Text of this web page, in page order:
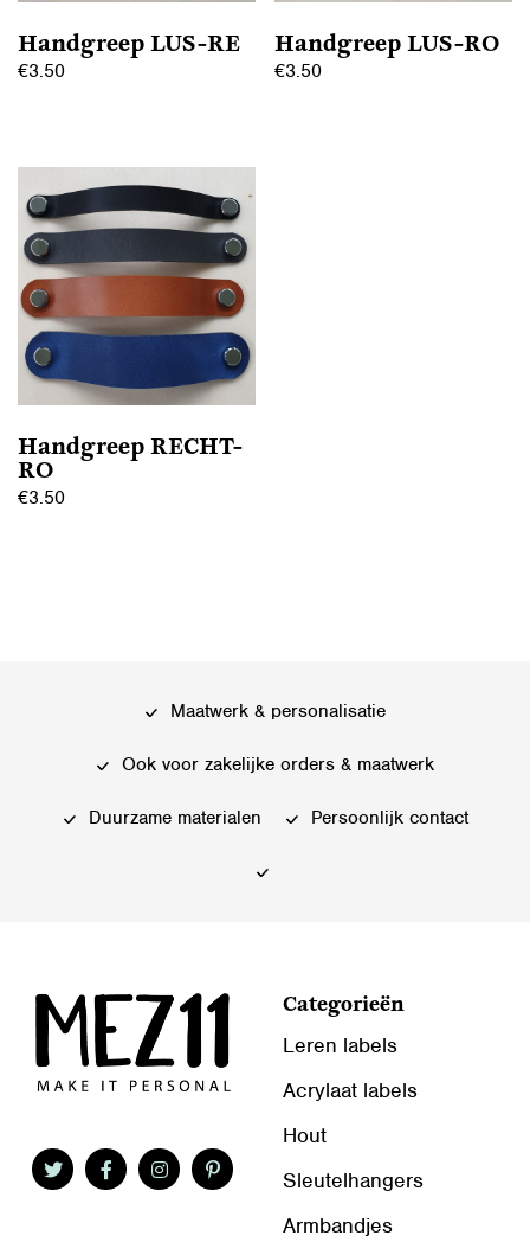
Handgreep LUS-RE
€3.50
meerdere
variaties.
Deze
optie
kan
gekozen
worden
de
productpagina
Handgreep LUS-RO
€3.50
Handgreep RECHT-
RO
€3.50
worden
Maatwerk & personalisatie
Ook voor zakelijke orders & maatwerk
Duurzame materialen Persoonlijk contact
Categorieën
Leren labels
Acrylaat labels
Hout
Sleutelhangers
Armbandjes